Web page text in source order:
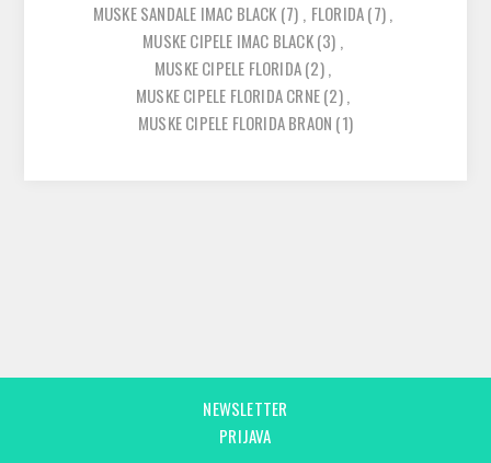
MUSKE SANDALE IMAC BLACK (7) , FLORIDA(7),
MUSKE CIPELE IMAC BLACK(3) ,
MUSKE CIPELE FLORIDA(2),
MUSKE CIPELE FLORIDA CRNE(2),
MUSKE CIPELE FLORIDA BRAON (1)
NEWSLETTER
PRIJAVA